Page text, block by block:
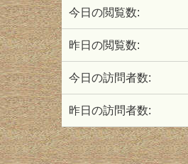
今日の閲覧数:
昨日の閲覧数:
今日の訪問者数:
昨日の訪問者数: